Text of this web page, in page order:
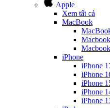
Apple
Xem tất cả
MacBook
iPhone
iPhone
iPhone
iPhone
iPhone
iPhone